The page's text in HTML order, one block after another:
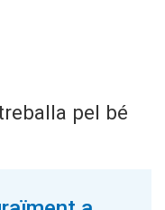
pel bé